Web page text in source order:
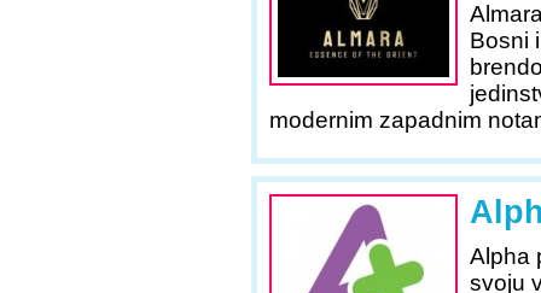
Bosni
modernim zapadnim
Alpha
svoju